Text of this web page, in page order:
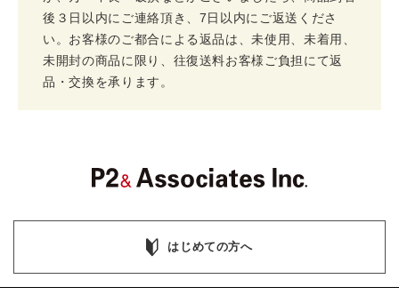
後３日以内にご連絡頂き、7日以内にご返送くださ
い。お客様のご都合による返品は、未使用、未着用、
未開封の商品に限り、往復送料お客様ご負担にて返
品・交換を承ります。
はじめての方へ